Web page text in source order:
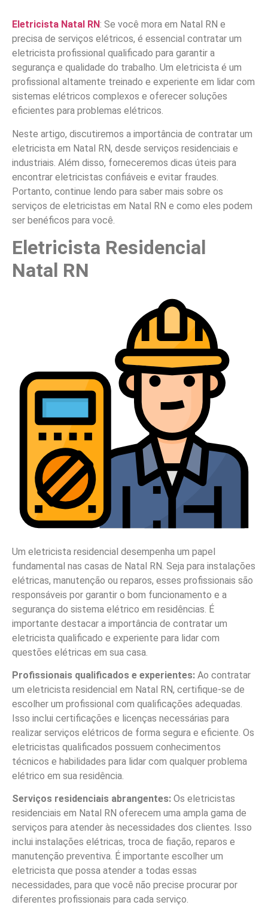
Eletricista Natal RN: Se você mora em Natal RN e
precisa de serviços elétricos, é essencial contratar um
eletricista profissional qualificado para garantir a
segurança e qualidade do trabalho. Um eletricista é um
profissional altamente treinado e experiente em lidar com
sistemas elétricos complexos e oferecer soluções
eficientes para problemas elétricos.
Neste artigo, discutiremos a importância de contratar um
eletricista em Natal RN, desde serviços residenciais e
industriais. Além disso, forneceremos dicas úteis para
encontrar eletricistas confiáveis e evitar fraudes.
Portanto, continue lendo para saber mais sobre os
serviços de eletricistas em Natal RN e como eles podem
ser benéficos para você.
Eletricista Residencial
Natal RN
Um eletricista residencial desempenha um papel
fundamental nas casas de Natal RN. Seja para instalações
elétricas, manutenção ou reparos, esses profissionais são
responsáveis por garantir o bom funcionamento e a
segurança do sistema elétrico em residências. É
importante destacar a importância de contratar um
eletricista qualificado e experiente para lidar com
questões elétricas em sua casa.
Profissionais qualificados e experientes: Ao contratar
um eletricista residencial em Natal RN, certifique-se de
escolher um profissional com qualificações adequadas.
Isso inclui certificações e licenças necessárias para
realizar serviços elétricos de forma segura e eficiente. Os
eletricistas qualificados possuem conhecimentos
técnicos e habilidades para lidar com qualquer problema
elétrico em sua residência.
Serviços residenciais abrangentes: Os eletricistas
residenciais em Natal RN oferecem uma ampla gama de
serviços para atender às necessidades dos clientes. Isso
inclui instalações elétricas, troca de fiação, reparos e
manutenção preventiva. É importante escolher um
eletricista que possa atender a todas essas
necessidades, para que você não precise procurar por
diferentes profissionais para cada serviço.